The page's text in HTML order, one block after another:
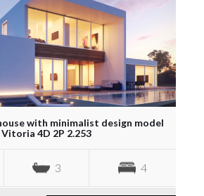
with minimalist design model
Vitoria 4D 2P 2.253
3 4